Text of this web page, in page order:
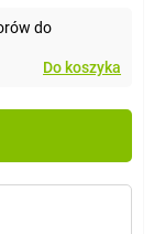
do
Do koszyka